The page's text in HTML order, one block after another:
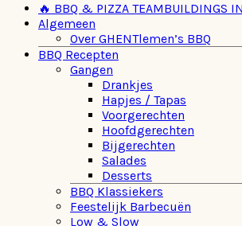
🔥 BBQ & PIZZA TEAMBUILDINGS
Algemeen
Over GHENTlemen’s BBQ
BBQ Recepten
Gangen
Drankjes
Hapjes / Tapas
Voorgerechten
Hoofdgerechten
Bijgerechten
Salades
Desserts
BBQ Klassiekers
Feestelijk Barbecuën
Low & Slow